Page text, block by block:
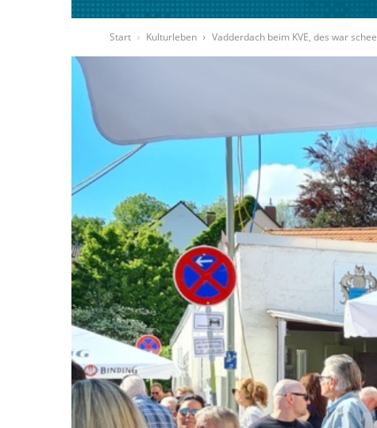
Start Kulturleben Vadderdach beim KVE, des war schee